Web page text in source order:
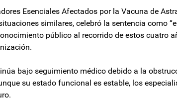
Esenciales Afectados por la Vacuna de
similares, celebró la sentencia como
público al recorrido de estos cuatro
bajo seguimiento médico debido a la
su estado funcional es estable, los